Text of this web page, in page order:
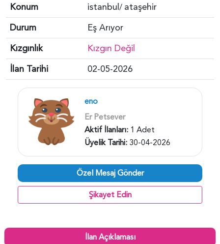
Konum
istanbul/ ataşehir
Durum
Eş Arıyor
Kızgınlık
Kızgın Değil
İlan Tarihi
02-05-2026
eno
Er Petsever
Aktif İlanları: 1 Adet
Üyelik Tarihi: 30-04-2026
Özel Mesaj Gönder
Şikayet Edin
İlan Açıklaması